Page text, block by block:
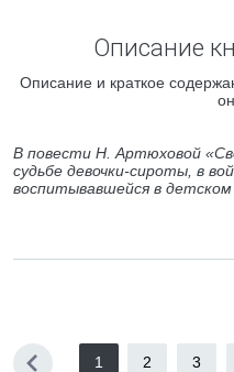
Описание
Описание и краткое
В повести Н. Артюховой
судьбе девочки-сироты, в
воспитывавшейся в детском
1 2 3